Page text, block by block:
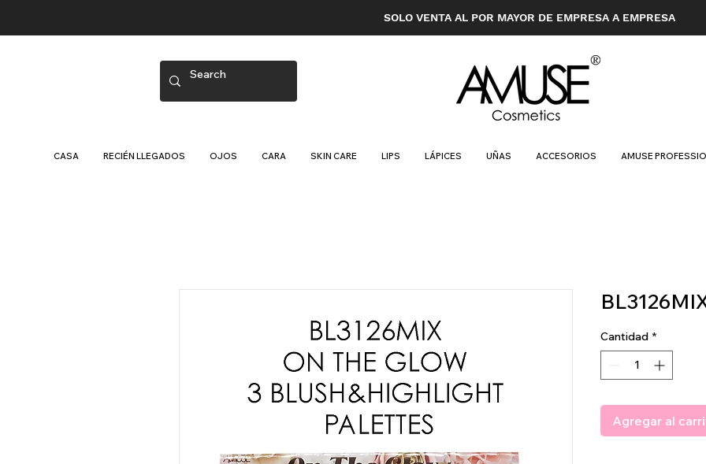
SOLO VENTA AL POR MAYOR DE EMPRESA A EMPRESA
CASA RECIÉN LLEGADOS OJOS CARA SKIN CARE LIPS LÁPICES UÑAS ACCESORIOS AMUSE
Cantidad *
Agregar al